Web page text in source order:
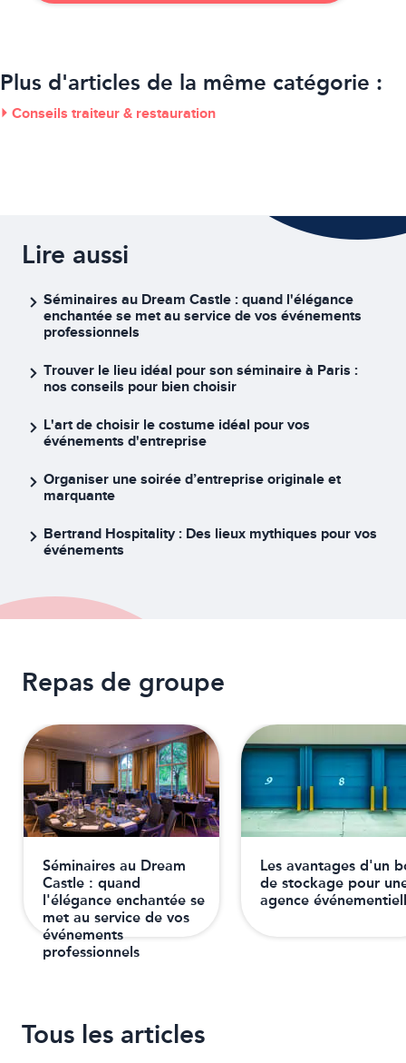
Plus d'articles de la même catégorie :
⏵ Conseils traiteur & restauration
Lire aussi
Séminaires au Dream Castle : quand l'élégance
enchantée se met au service de vos événements
professionnels
Trouver le lieu idéal pour son séminaire à Paris :
nos conseils pour bien choisir
L'art de choisir le costume idéal pour vos
événements d'entreprise
Organiser une soirée d’entreprise originale et
marquante
Bertrand Hospitality : Des lieux mythiques pour vos
événements
Repas de groupe
Séminaires au Dream
Castle : quand
l'élégance enchantée se
met au service de vos
événements
professionnels
Les avantages d'un
de stockage pour
agence
Tous les articles